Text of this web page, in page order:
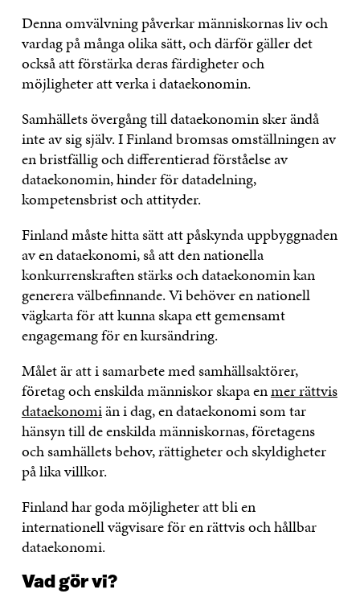
Denna omvälvning påverkar människornas liv och
vardag på många olika sätt, och därför gäller det
också att förstärka deras färdigheter och
möjligheter att verka i dataekonomin.
Samhällets övergång till dataekonomin sker ändå
inte av sig själv. I Finland bromsas omställningen av
en bristfällig och differentierad förståelse av
dataekonomin, hinder för datadelning,
kompetensbrist och attityder.
Finland måste hitta sätt att påskynda uppbyggnaden
av en dataekonomi, så att den nationella
konkurrenskraften stärks och dataekonomin kan
generera välbefinnande. Vi behöver en nationell
vägkarta för att kunna skapa ett gemensamt
engagemang för en kursändring.
Målet är att i samarbete med samhällsaktörer,
företag och enskilda människor skapa enmer rättvis
dataekonomiän i dag, en dataekonomi som tar
hänsyn till de enskilda människornas, företagens
och samhällets behov, rättigheter och skyldigheter
på lika villkor.
Finland har goda möjligheter att bli en
internationell vägvisare för en rättvis och hållbar
dataekonomi.
Vad gör vi?